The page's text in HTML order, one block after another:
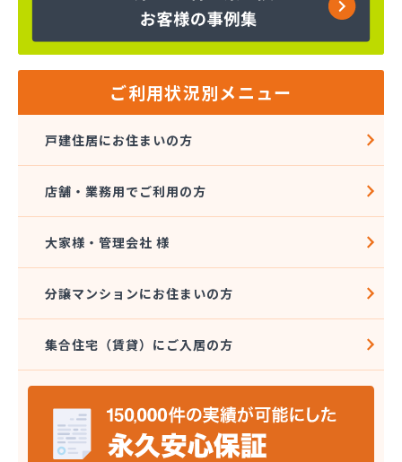
株式会社長栄ガスサービス
株式会社鳥羽
株式会社武重商会 プロパン部
株式会社武重商会 プロパン佐久営業所
株式会社武重商会 松本支店
株式会社北澤商会
株式会社堀内商事
関東ガス株式会社
丸山産業
丸子日通プロパン販売有限会社
宮原酸素株式会社 長野営業所
宮島燃料店
協同組合千曲エルピーガス供給センター
橋本産業株式会社 丸子連絡所
桐原ガス燃料株式会社
ご利用状況別メニュー
戸建住居にお住まいの方
店舗・業務用でご利用の方
大家様・管理会社 様
分譲マンションにお住まいの方
集合住宅（賃貸）にご入居の方